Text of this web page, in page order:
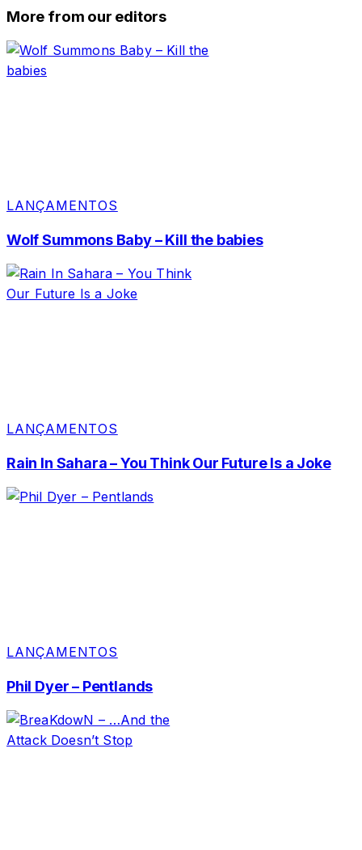
More from our editors
LANÇAMENTOS
Wolf Summons Baby – Kill the babies
LANÇAMENTOS
Rain In Sahara – You Think Our Future Is a Joke
LANÇAMENTOS
Phil Dyer – Pentlands